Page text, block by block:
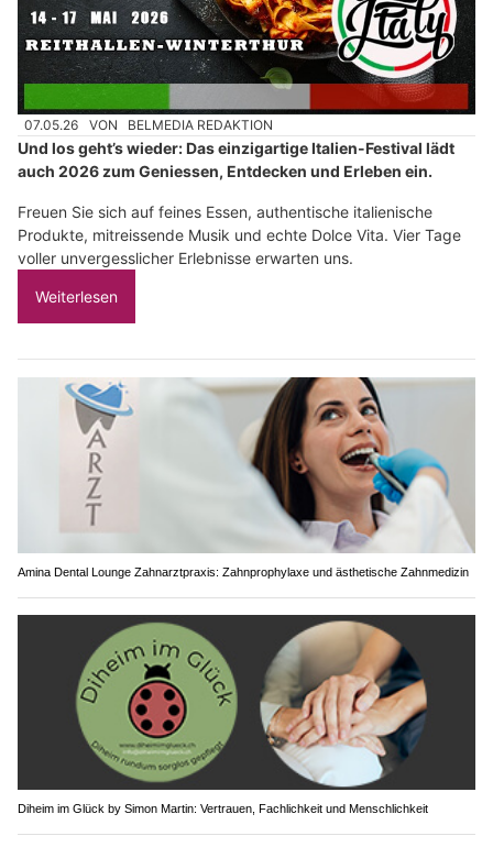
07.05.26 VON BELMEDIA REDAKTION
Und los geht’s wieder: Das einzigartige Italien-Festival lädt
auch 2026 zum Geniessen, Entdecken und Erleben ein.
Freuen Sie sich auf feines Essen, authentische italienische
Produkte, mitreissende Musik und echte Dolce Vita. Vier Tage
voller unvergesslicher Erlebnisse erwarten uns.
Weiterlesen
Amina Dental Lounge Zahnarztpraxis: Zahnprophylaxe und ästhetische Zahnmedizin
Diheim im Glück by Simon Martin: Vertrauen, Fachlichkeit und Menschlichkeit